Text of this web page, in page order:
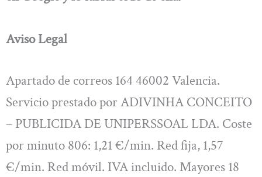
Aviso Legal
Apartado de correos 164 46002 Valencia.
Servicio prestado por ADIVINHA CONCEITO
– PUBLICIDA DE UNIPERSSOAL LDA. Coste
por minuto 806: 1,21 €/min. Red fija, 1,57
€/min. Red móvil. IVA incluido. Mayores 18